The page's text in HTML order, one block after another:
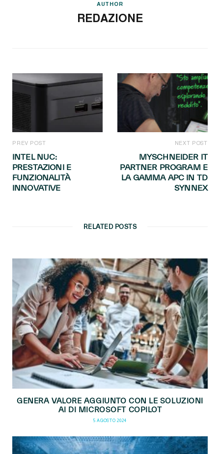
AUTHOR
REDAZIONE
PREV POST
INTEL NUC:
PRESTAZIONI E
FUNZIONALITÀ
INNOVATIVE
NEXT POST
MYSCHNEIDER IT
PARTNER PROGRAM E
LA GAMMA APC IN TD
SYNNEX
RELATED POSTS
GENERA VALORE AGGIUNTO CON LE SOLUZIONI
AI DI MICROSOFT COPILOT
5 AGOSTO 2024